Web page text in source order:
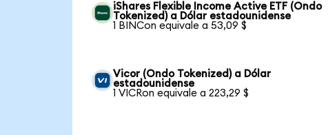
iShares Flexible Income Active ETF (Ondo
Tokenized) a Dólar estadounidense
1 BINCon equivale a 53,09 $
Vicor (Ondo Tokenized) a Dólar
estadounidense
1 VICRon equivale a 223,29 $